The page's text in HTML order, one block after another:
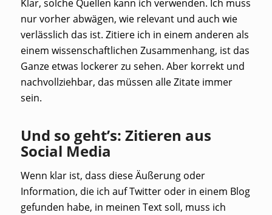
Klar, solche Quellen kann ich verwenden. Ich muss
nur vorher abwägen, wie relevant und auch wie
verlässlich das ist. Zitiere ich in einem anderen als
einem wissenschaftlichen Zusammenhang, ist das
Ganze etwas lockerer zu sehen. Aber korrekt und
nachvollziehbar, das müssen alle Zitate immer
sein.
Und so geht’s: Zitieren aus
Social Media
Wenn klar ist, dass diese Äußerung oder
Information, die ich auf Twitter oder in einem Blog
gefunden habe, in meinen Text soll, muss ich